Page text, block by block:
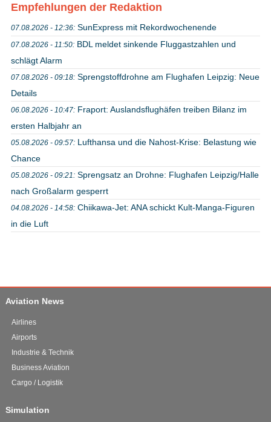
Empfehlungen der Redaktion
07.08.2026 - 12:36: SunExpress mit Rekordwochenende
07.08.2026 - 11:50: BDL meldet sinkende Fluggastzahlen und
schlägt Alarm
07.08.2026 - 09:18: Sprengstoffdrohne am Flughafen Leipzig: Neue
Details
06.08.2026 - 10:47: Fraport: Auslandsflughäfen treiben Bilanz im
ersten Halbjahr an
05.08.2026 - 09:57: Lufthansa und die Nahost-Krise: Belastung wie
Chance
05.08.2026 - 09:21: Sprengsatz an Drohne: Flughafen Leipzig/Halle
nach Großalarm gesperrt
04.08.2026 - 14:58: Chiikawa-Jet: ANA schickt Kult-Manga-Figuren
in die Luft
Aviation News
Airlines
Airports
Industrie & Technik
Business Aviation
Cargo / Logistik
Simulation